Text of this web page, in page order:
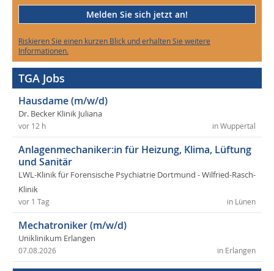
Melden Sie sich jetzt an!
Riskieren Sie einen kurzen Blick und erhalten Sie weitere
Informationen.
TGA Jobs
Hausdame (m/w/d)
Dr. Becker Klinik Juliana
in Wuppertal
vor 12 h
Anlagenmechaniker:in für Heizung, Klima, Lüftung
und Sanitär
LWL-Klinik für Forensische Psychiatrie Dortmund - Wilfried-Rasch-
Klinik
in Lünen
vor 1 Tag
Mechatroniker (m/w/d)
Uniklinikum Erlangen
in Erlangen
07.08.2026